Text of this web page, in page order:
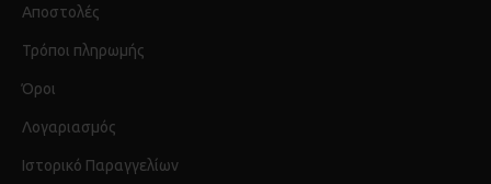
Αποστολές
Τρόποι πληρωμής
Όροι
Λογαριασμός
Ιστορικό Παραγγελίων